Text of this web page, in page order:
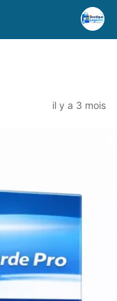
il y a 3 mois